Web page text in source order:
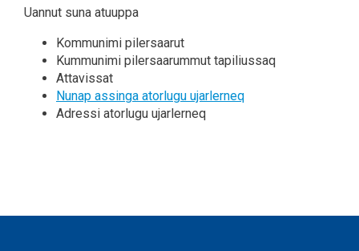
Uannut suna atuuppa
Kommunimi pilersaarut
Kummunimi pilersaarummut tapiliussaq
Attavissat
Nunap assinga atorlugu ujarlerneq
Adressi atorlugu ujarlerneq